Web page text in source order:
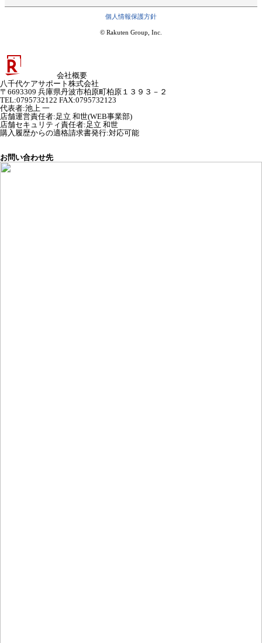
個人情報保護方針
© Rakuten Group, Inc.
会社概要
八千代ケアサポート株式会社
〒6693309 兵庫県丹波市柏原町柏原１３９３－２
TEL:0795732122 FAX:0795732123
代表者:池上 一
店舗運営責任者: 足立 和世(WEB事業部)
店舗セキュリティ責任者: 足立 和世
購入履歴からの適格請求書発行:対応可能
お問い合わせ先